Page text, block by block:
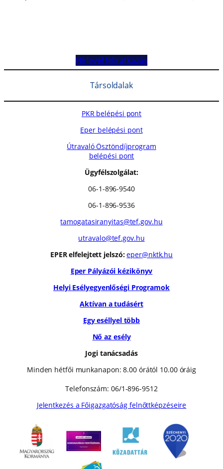
Hírlevél feliratkozás
Társoldalak
PKR belépési pont
Eper belépési pont
Útravaló Ösztöndíjprogram
belépési pont
Ügyfélszolgálat:
06-1-896-9540
06-1-896-9536
tamogatasiranyitas@tef.gov.hu
utravalo@tef.gov.hu
EPER elfelejtett jelszó: eper@nktk.hu
Eper Pályázói kézikönyv
Helyi Esélyegyenlőségi Programok
Aktívan a tudásért
Egy eséllyel több
Nő az esély
Jogi tanácsadás
Minden hétfői munkanapon: 8.00 órától 10.00 óráig
Telefonszám: 06/1-896-9512
Jelentkezés a Főigazgatóság felnőttképzéseire